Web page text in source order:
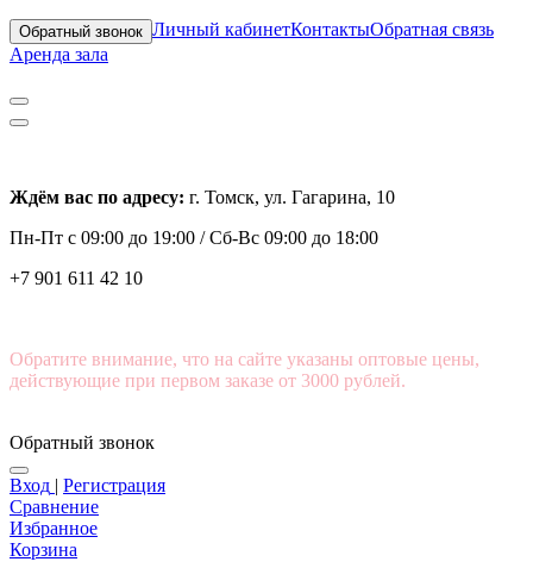
Обратный звонок Личный кабинетКонтактыОбратная связь
Аренда зала
Ждём вас по адресу: г. Томск, ул. Гагарина, 10
Пн-Пт с 09:00 до 19:00 /Сб-Вс 09:00 до 18:00
+7 901 611 42 10
Обратите внимание, что на сайте указаны оптовые цены,
действующие при первом заказе от 3000 рублей.
Обратный звонок
Вход | Регистрация
Сравнение
Избранное
Корзина